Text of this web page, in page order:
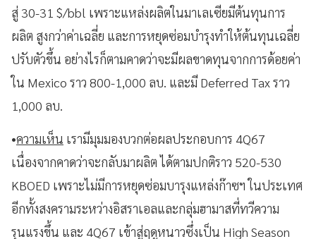
สู่ 30-31 $/bbl เพราะแหล่งผลิตในมาเลเซียมีต้นทุนการ
ผลิต สูงกว่าค่าเฉลี่ย และการหยุดซ่อมบำรุงทำให้ต้นทุนเฉลี่ย
ปรับตัวขึ้น อย่างไรก็ตามคาดว่าจะมีผลขาดทุนจากการด้อยค่า
ใน Mexico ราว 800-1,000 ลบ. และมี Deferred Tax ราว
1,000 ลบ.
•ความเห็น เรามีมุมมองบวกต่อผลประกอบการ 4Q67
เนื่องจากคาดว่าจะกลับมาผลิต ได้ตามปกติราว 520-530
KBOED เพราะไม่มีการหยุดซ่อมบารุงแหล่งก๊าซฯ ในประเทศ
อีกทั้งสงครามระหว่างอิสราเอลและกลุ่มฮามาสที่ทวีความ
รุนแรงขึ้น และ 4Q67 เข้าสู่ฤดูหนาวซึ่งเป็น High Season